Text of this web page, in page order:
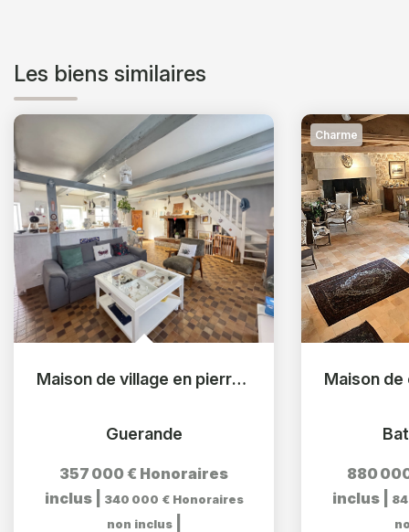
Les biens similaires
Maison de village en pierres à Saillé - Guérande
Guerande
357 000 € Honoraires
inclus
340 000 € Honoraires
non inclus
Charme
880
inclus